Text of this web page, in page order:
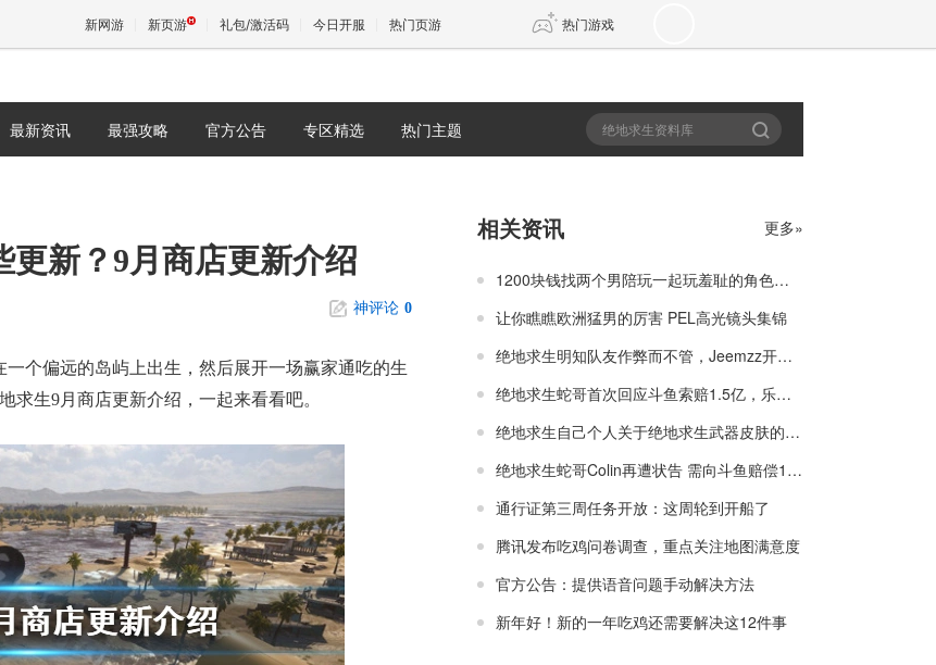
新网游 新页游 礼包/激活码 今日开服 热门页游 热门游戏
魔兽 传奇4
最新资讯 最强攻略 官方公告 专区精选 热门主题
更新？9月商店更新介绍
神评论 0
个偏远的岛屿上出生，然后展开一场赢家通吃的生
求生9月商店更新介绍，一起来看看吧。
相关资讯 更多»
1200块钱找两个男陪玩一起玩羞耻的角色扮演
让你瞧瞧欧洲猛男的厉害 PEL高光镜头集锦
绝地求生明知队友作弊而不管，Jeemzz开锤：他配有专属皮肤？
绝地求生蛇哥首次回应斗鱼索赔1.5亿，乐观回应还文中带皮
绝地求生自己个人关于绝地求生武器皮肤的排行
绝地求生蛇哥Colin再遭状告 需向斗鱼赔偿1.5亿
通行证第三周任务开放：这周轮到开船了
腾讯发布吃鸡问卷调查，重点关注地图满意度
官方公告：提供语音问题手动解决方法
新年好！新的一年吃鸡还需要解决这12件事